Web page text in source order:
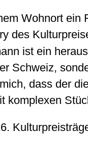
Wohnort
des
ist ein
Schweiz,
dass der
komplexen